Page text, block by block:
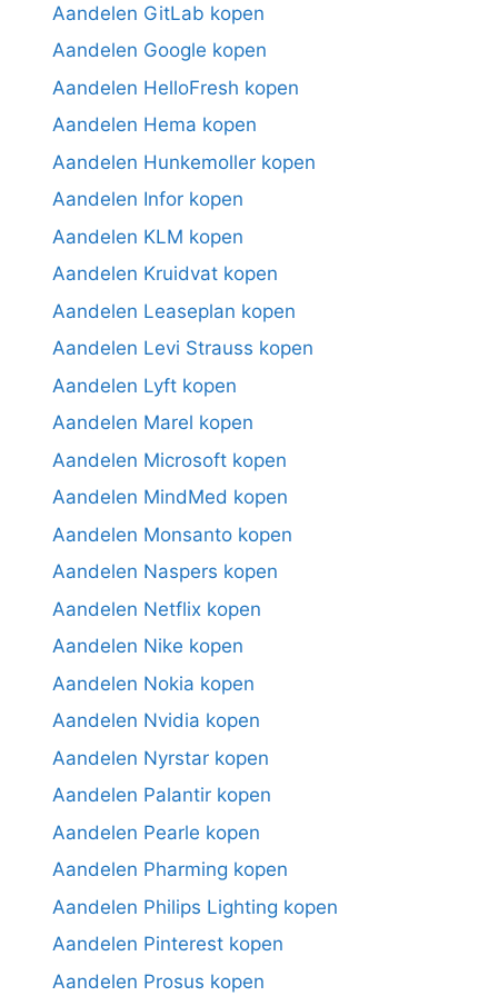
Aandelen GitLab kopen
Aandelen Google kopen
Aandelen HelloFresh kopen
Aandelen Hema kopen
Aandelen Hunkemoller kopen
Aandelen Infor kopen
Aandelen KLM kopen
Aandelen Kruidvat kopen
Aandelen Leaseplan kopen
Aandelen Levi Strauss kopen
Aandelen Lyft kopen
Aandelen Marel kopen
Aandelen Microsoft kopen
Aandelen MindMed kopen
Aandelen Monsanto kopen
Aandelen Naspers kopen
Aandelen Netflix kopen
Aandelen Nike kopen
Aandelen Nokia kopen
Aandelen Nvidia kopen
Aandelen Nyrstar kopen
Aandelen Palantir kopen
Aandelen Pearle kopen
Aandelen Pharming kopen
Aandelen Philips Lighting kopen
Aandelen Pinterest kopen
Aandelen Prosus kopen